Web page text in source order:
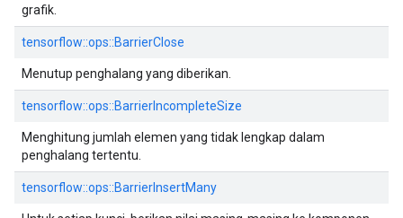
grafik.
tensorflow::ops::BarrierClose
Menutup penghalang yang diberikan.
tensorflow::ops::BarrierIncompleteSize
Menghitung jumlah elemen yang tidak lengkap dalam
penghalang tertentu.
tensorflow::ops::BarrierInsertMany